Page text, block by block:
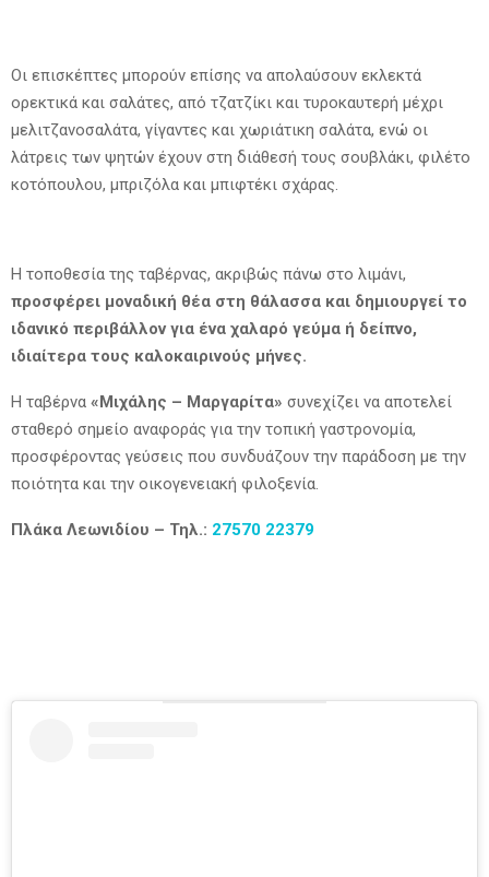
Οι επισκέπτες μπορούν επίσης να απολαύσουν εκλεκτά
ορεκτικά και σαλάτες, από τζατζίκι και τυροκαυτερή μέχρι
μελιτζανοσαλάτα, γίγαντες και χωριάτικη σαλάτα, ενώ οι
λάτρεις των ψητών έχουν στη διάθεσή τους σουβλάκι, φιλέτο
κοτόπουλου, μπριζόλα και μπιφτέκι σχάρας.
Η τοποθεσία της ταβέρνας, ακριβώς πάνω στο λιμάνι,
προσφέρει μοναδική θέα στη θάλασσα και δημιουργεί το
ιδανικό περιβάλλον για ένα χαλαρό γεύμα ή δείπνο,
ιδιαίτερα τους καλοκαιρινούς μήνες.
Η ταβέρνα «Μιχάλης – Μαργαρίτα» συνεχίζει να αποτελεί
σταθερό σημείο αναφοράς για την τοπική γαστρονομία,
προσφέροντας γεύσεις που συνδυάζουν την παράδοση με την
ποιότητα και την οικογενειακή φιλοξενία.
Πλάκα Λεωνιδίου – Τηλ.: 27570 22379